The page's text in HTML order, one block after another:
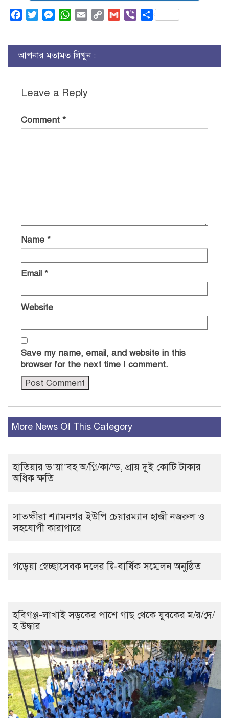
FacebookTwitterMessenger
WhatsApp
Email
Copy
Gmail ViberShare
আপনার মতামত লিখুন :
Leave a Reply
Comment *
Name *
Email *
Website
Save my name, email, and website in this
browser for the next time I comment.
More News Of This Category
হাতিয়ার ভ’য়া’বহ অ/গ্নি/কা/ন্ড, প্রায় দুই কোটি টাকার
অধিক ক্ষতি
সাতক্ষীরা শ্যামনগর ইউপি চেয়ারম্যান হাজী নজরুল ও
সহযোগী কারাগারে
গড়েয়া স্বেচ্ছাসেবক দলের দ্বি-বার্ষিক সম্মেলন অনুষ্ঠিত
হবিগঞ্জ-লাখাই সড়কের পাশে গাছ থেকে যুবকের ম/র/দে/
হ উদ্ধার